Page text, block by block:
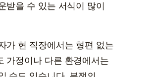
받을 수 있는 서식이 많이
가 현 직장에서는 형편 없는
가정이나 다른 환경에서는